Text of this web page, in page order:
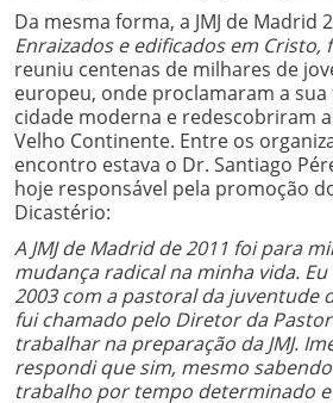
Da mesma forma, a JMJ de Madrid
Enraizados e edificados em Cristo,
reuniu centenas de milhares de
europeu, onde proclamaram a sua
cidade moderna e redescobriram
Velho Continente. Entre os
encontro estava o Dr. Santiago
hoje responsável pela promoção
Dicastério:
A JMJ de Madrid de 2011 foi para
mudança radical na minha vida.
2003 com a pastoral da juventude
fui chamado pelo Diretor da
trabalhar na preparação da JMJ.
respondi que sim, mesmo
trabalho por tempo determinado e